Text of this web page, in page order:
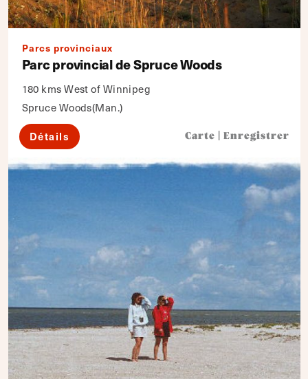
Parcs provinciaux
Parc provincial de Spruce Woods
180 kms West of Winnipeg
Spruce Woods(Man.)
Détails Carte Enregistrer